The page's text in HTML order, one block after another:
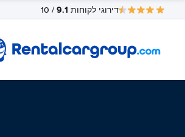
דירוגי לקוחות 9.1
/ 10